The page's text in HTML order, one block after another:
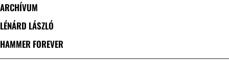
ARCHÍVUM
LÉNÁRD LÁSZLÓ
HAMMER FOREVER